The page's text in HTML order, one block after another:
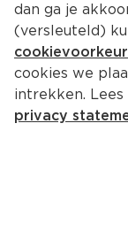
Topking
Oven &
dan ga je
(versleuteld)
cookies we
intrekken. Lees
privacy